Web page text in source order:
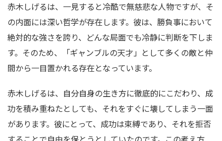
赤木しげるは、一見すると冷酷で無慈悲な人物ですが、そ
の内面には深い哲学が存在します。彼は、勝負事において
絶対的な強さを誇り、どんな局面でも冷静に判断を下しま
す。そのため、「ギャンブルの天才」として多くの敵と仲
間から一目置かれる存在となっています。
赤木しげるは、自分自身の生き方に徹底的にこだわり、成
功を積み重ねたとしても、それをすぐに壊してしまう一面
があります。彼にとって、成功は束縛であり、それを拒否